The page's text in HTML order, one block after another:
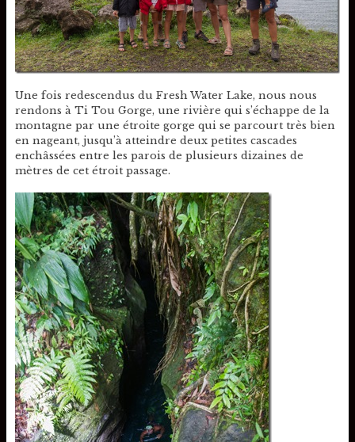
Une fois redescendus du Fresh Water Lake, nous nous
rendons à Ti Tou Gorge, une rivière qui s’échappe de la
montagne par une étroite gorge qui se parcourt très bien
en nageant, jusqu’à atteindre deux petites cascades
enchâssées entre les parois de plusieurs dizaines de
mètres de cet étroit passage.